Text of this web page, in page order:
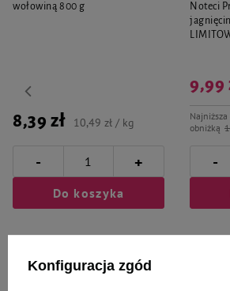
wołowiną 800 g
8,39 zł 10,49 zł / kg
- +
Do koszyka
Noteci
obniżką
9,99
-
Konfiguracja zgód